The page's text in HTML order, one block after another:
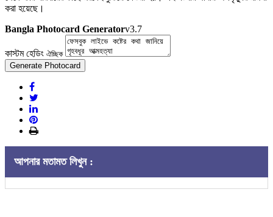
করা হয়েছে।
Bangla Photocard Generatorv3.7
কাস্টম হেডিং ঐচ্ছিক
Generate Photocard
আপনার মতামত লিখুন :